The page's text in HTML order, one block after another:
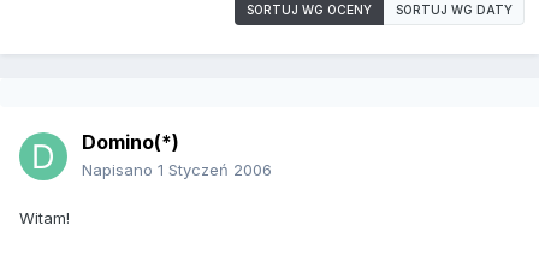
SORTUJ WG OCENY SORTUJ WG DATY
Domino(*)
Napisano 1 Styczeń 2006
Witam!